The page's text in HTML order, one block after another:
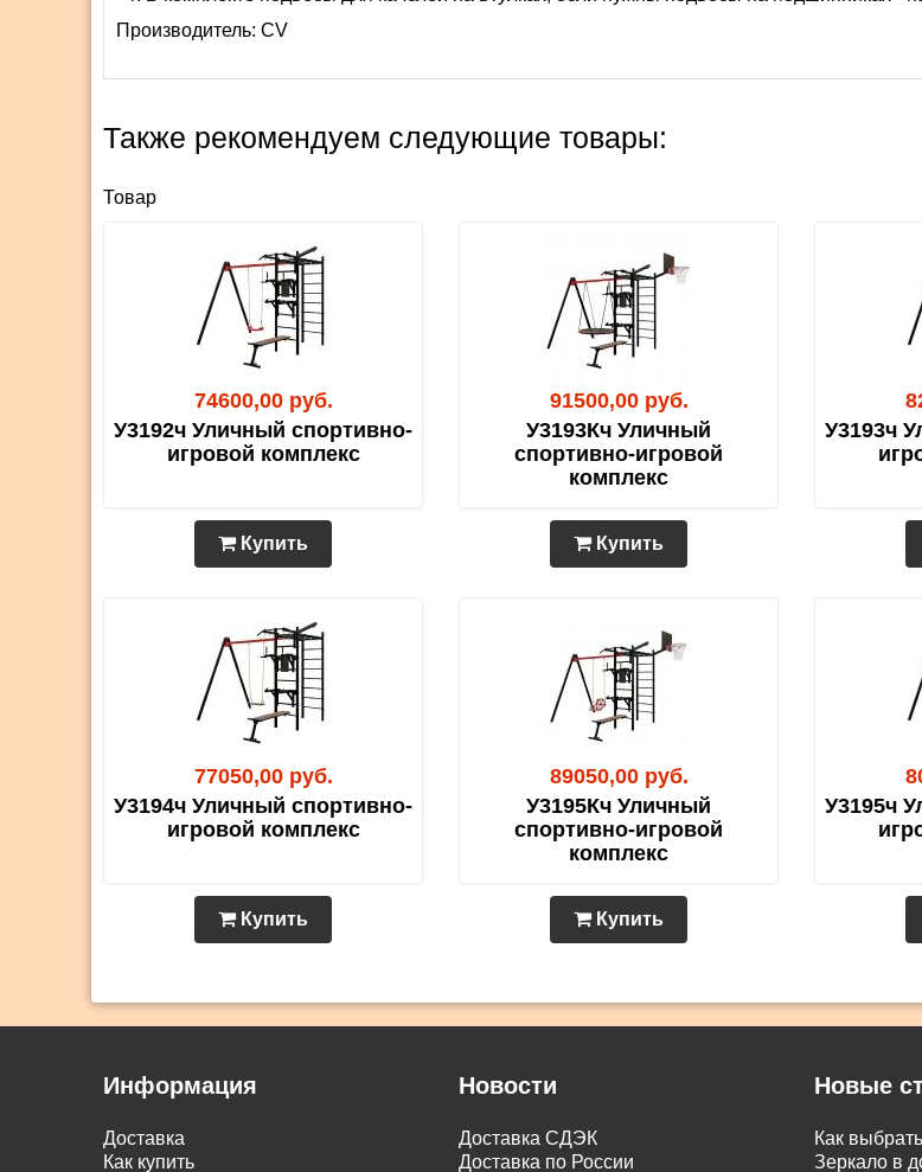
Производитель: СV
Также рекомендуем следующие товары:
Товар
74600,00 руб.
У3192ч Уличный спортивно-
игровой комплекс
Купить
91500,00 руб.
У3193Кч Уличный
спортивно-игровой
комплекс
Купить
У3193ч
77050,00 руб.
У3194ч Уличный спортивно-
игровой комплекс
Купить
89050,00 руб.
У3195Кч Уличный
спортивно-игровой
комплекс
Купить
У3195ч
Информация
Доставка
Как купить
Новости
Доставка СДЭК
Доставка по России
Новые
Как
Зеркало в